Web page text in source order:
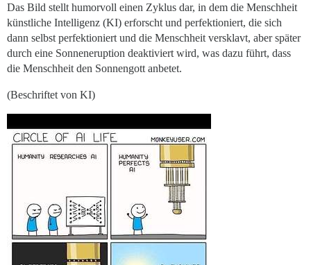
Das Bild stellt humorvoll einen Zyklus dar, in dem die Menschheit
künstliche Intelligenz (KI) erforscht und perfektioniert, die sich
dann selbst perfektioniert und die Menschheit versklavt, aber später
durch eine Sonneneruption deaktiviert wird, was dazu führt, dass
die Menschheit den Sonnengott anbetet.
(Beschriftet von KI)